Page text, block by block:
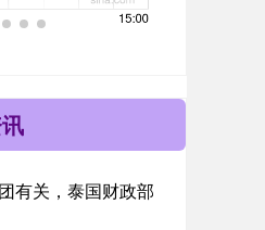
有关，泰国财政部